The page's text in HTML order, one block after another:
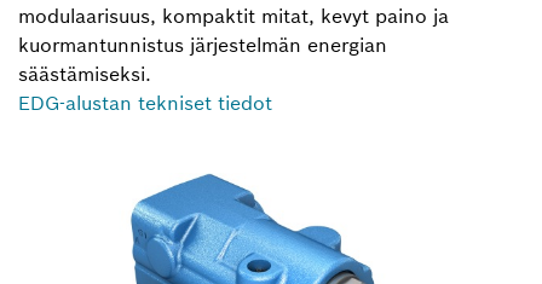
modulaarisuus, kompaktit mitat, kevyt paino ja
kuormantunnistus järjestelmän energian
säästämiseksi.
EDG-alustan tekniset tiedot